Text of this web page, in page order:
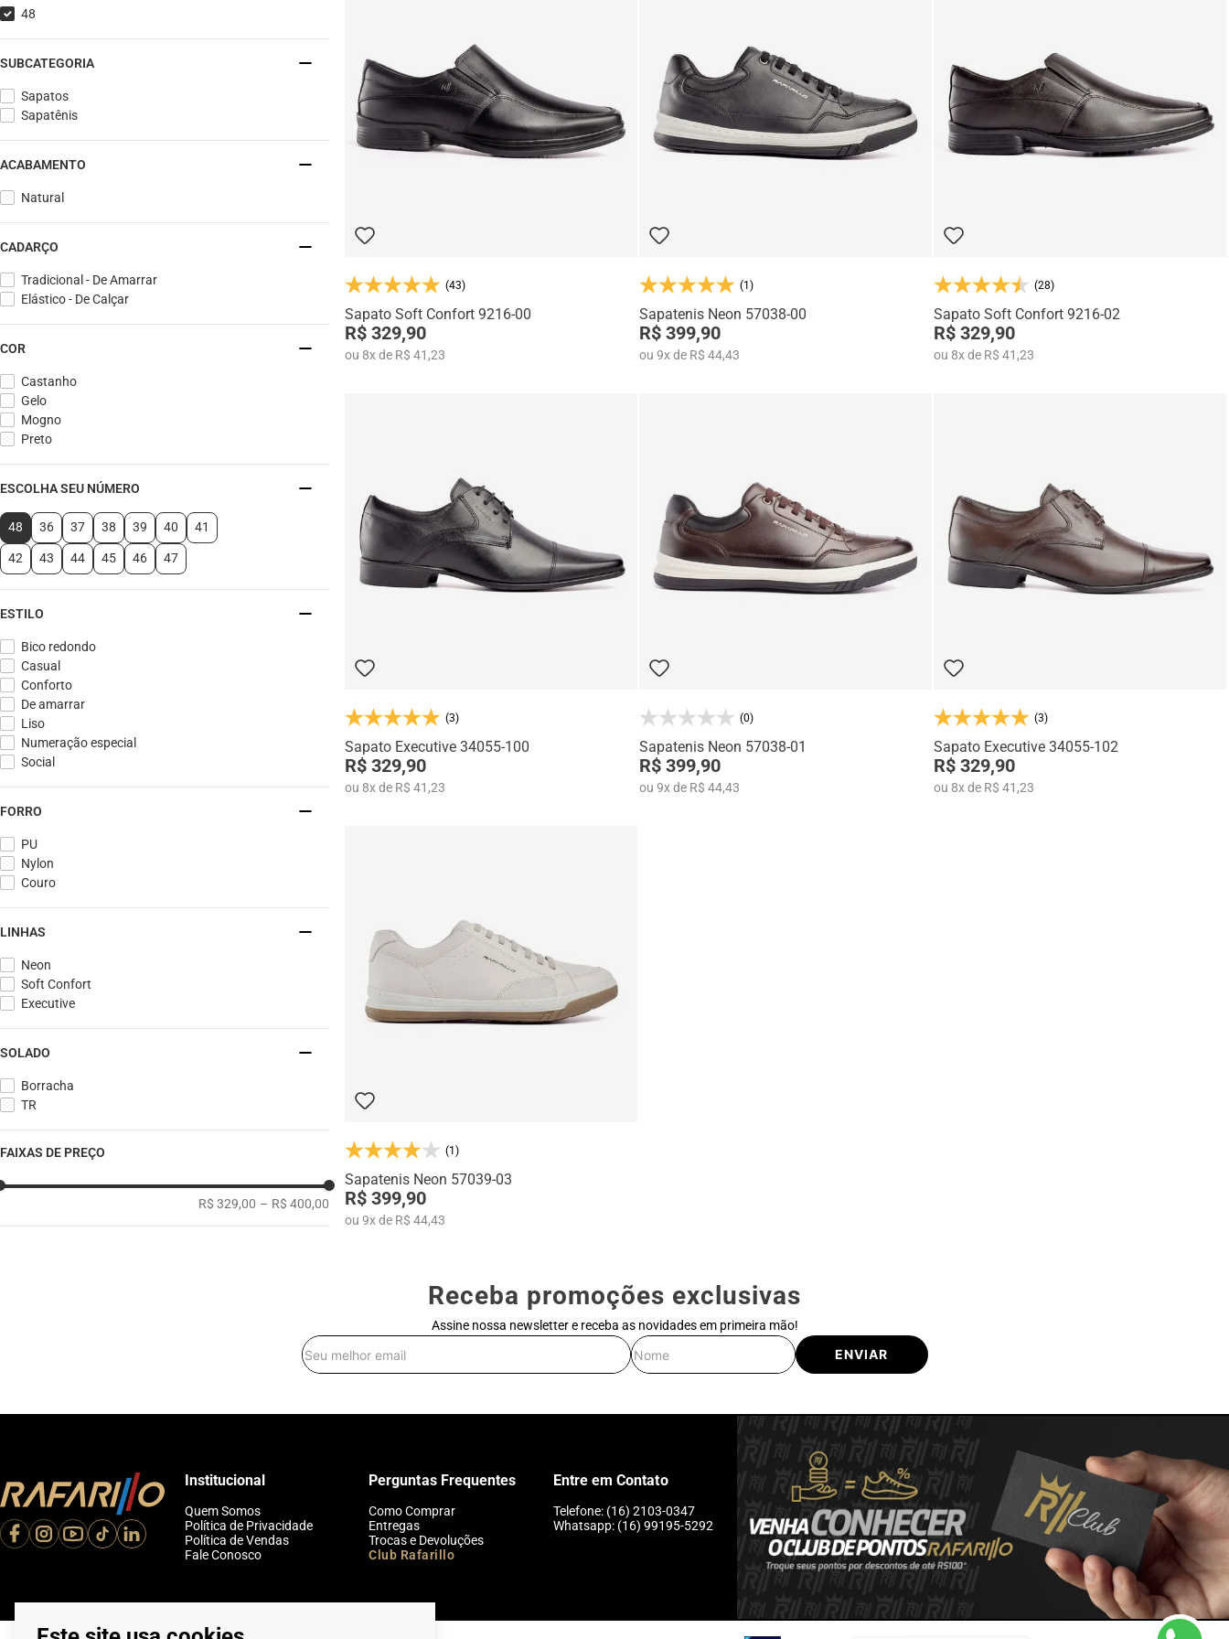
48
SUBCATEGORIA
Sapatos
Sapatênis
ACABAMENTO
Natural
CADARÇO
Tradicional - De Amarrar
Elástico - De Calçar
COR
Castanho
Gelo
Mogno
Preto
ESCOLHA SEU NÚMERO
48 36 37 38 39 40 41
42 43 44 45 46 47
ESTILO
Bico redondo
Casual
Conforto
De amarrar
Liso
Numeração especial
Social
FORRO
PU
Nylon
Couro
LINHAS
Neon
Soft Confort
Executive
SOLADO
Borracha
TR
FAIXAS DE PREÇO
R$ 329,00 – R$ 400,00
(43)
Sapato Soft Confort 9216-00
R$ 329,90
ou 8xde R$ 41,23
(1)
Sapatenis Neon 57038-00
R$ 399,90
ou 9xde R$ 44,43
(28)
Sapato Soft Confort 9216-02
R$ 329,90
ou 8xde R$ 41,23
(3)
Sapato Executive 34055-100
R$ 329,90
ou 8xde R$ 41,23
(0)
Sapatenis Neon 57038-01
R$ 399,90
ou 9xde R$ 44,43
(3)
Sapato Executive 34055-102
R$ 329,90
ou 8xde R$ 41,23
(1)
Sapatenis Neon 57039-03
R$ 399,90
ou 9xde R$ 44,43
Receba promoções exclusivas
Assine nossa newsletter e receba as novidades em primeira mão!
ENVIAR
Institucional
Quem Somos
Política de Privacidade
Política de Vendas
Fale Conosco
Perguntas Frequentes
Como Comprar
Entregas
Trocas e Devoluções
Club Rafarillo
Entre em Contato
Telefone: (16) 2103-0347
Whatsapp: (16) 99195-5292